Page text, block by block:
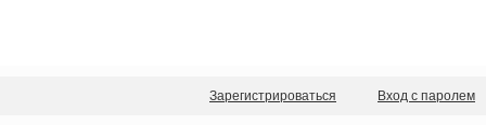
Зарегистрироваться Вход с паролем